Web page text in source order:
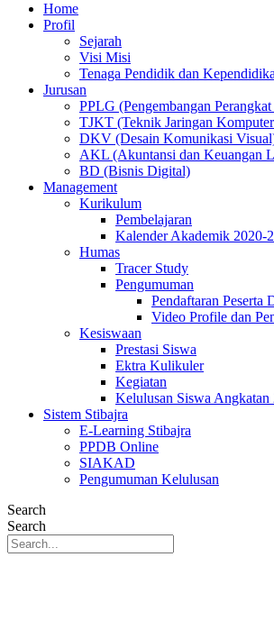
Home
Profil
Sejarah
Visi Misi
Tenaga Pendidik dan
Jurusan
PPLG (Pengembangan
TJKT (Teknik Jaringan
DKV (Desain Komunikasi
AKL (Akuntansi dan Keuangan
BD (Bisnis Digital)
Management
Kurikulum
Pembelajaran
Kalender Akademik 2020-
Humas
Tracer Study
Pengumuman
Pendaftaran Peserta
Video Profile dan
Kesiswaan
Prestasi Siswa
Ektra Kulikuler
Kegiatan
Kelulusan Siswa Angkatan
Sistem Stibajra
E-Learning Stibajra
PPDB Online
SIAKAD
Pengumuman Kelulusan
Search
Search